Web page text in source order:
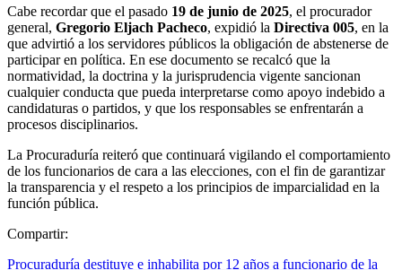
Cabe recordar que el pasado 19 de junio de 2025, el procurador
general, Gregorio Eljach Pacheco, expidió la Directiva 005, en la
que advirtió a los servidores públicos la obligación de abstenerse de
participar en política. En ese documento se recalcó que la
normatividad, la doctrina y la jurisprudencia vigente sancionan
cualquier conducta que pueda interpretarse como apoyo indebido a
candidaturas o partidos, y que los responsables se enfrentarán a
procesos disciplinarios.
La Procuraduría reiteró que continuará vigilando el comportamiento
de los funcionarios de cara a las elecciones, con el fin de garantizar
la transparencia y el respeto a los principios de imparcialidad en la
función pública.
Compartir:
Procuraduría destituye e inhabilita por 12 años a funcionario de la